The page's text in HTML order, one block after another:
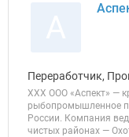
Переработчик,
ХХХ ООО «Аспект» —
рыбопромышленное
России. Компания
чистых районах —